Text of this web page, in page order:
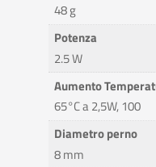
48 g
Potenza
2.5 W
Aumento
65°C a 2,5W, 100
Diametro perno
8 mm